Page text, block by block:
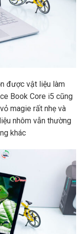
được vật liệu làm
Book Core i5 cũng
magie rất nhẹ và
nhôm vẫn thường
khác